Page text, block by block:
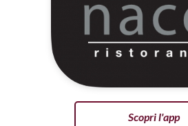
Scopri l'app